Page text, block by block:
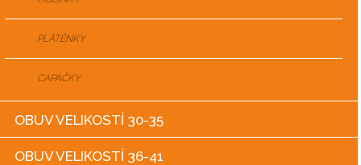
PLÁTĚNKY
CAPÁČKY
OBUV VELIKOSTÍ 30-35
OBUV VELIKOSTÍ 36-41